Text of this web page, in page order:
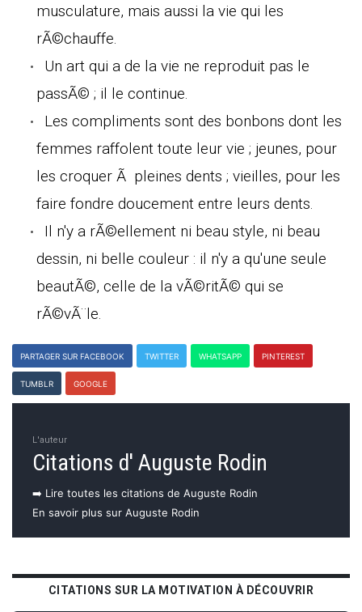
musculature, mais aussi la vie qui les
rÃ©chauffe.
Un art qui a de la vie ne reproduit pas le
passÃ© ; il le continue.
Les compliments sont des bonbons dont les
femmes raffolent toute leur vie ; jeunes, pour
les croquer Ã pleines dents ; vieilles, pour les
faire fondre doucement entre leurs dents.
Il n'y a rÃ©ellement ni beau style, ni beau
dessin, ni belle couleur : il n'y a qu'une seule
beautÃ©, celle de la vÃ©ritÃ© qui se
rÃ©vÃ¨le.
PARTAGER SUR FACEBOOK TWITTER WHATSAPP PINTEREST
TUMBLR GOOGLE
L'auteur
Citations d' Auguste Rodin
➡️ Lire toutes les citations de Auguste Rodin
En savoir plus sur Auguste Rodin
CITATIONS SUR LA MOTIVATION À DÉCOUVRIR